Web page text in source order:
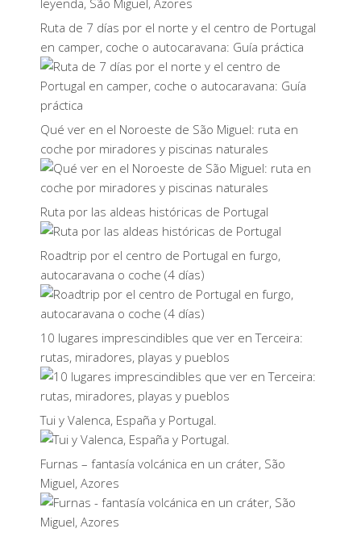
Ruta de 7 días por el norte y el centro de Portugal
en camper, coche o autocaravana: Guía práctica
Qué ver en el Noroeste de São Miguel: ruta en
coche por miradores y piscinas naturales
Ruta por las aldeas históricas de Portugal
Roadtrip por el centro de Portugal en furgo,
autocaravana o coche (4 días)
10 lugares imprescindibles que ver en Terceira:
rutas, miradores, playas y pueblos
Tui y Valenca, España y Portugal.
Furnas – fantasía volcánica en un cráter, São
Miguel, Azores